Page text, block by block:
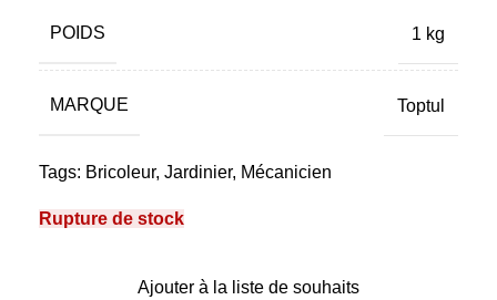
POIDS 1 kg
MARQUE Toptul
Tags: Bricoleur, Jardinier, Mécanicien
Rupture de stock
Ajouter à la liste de souhaits